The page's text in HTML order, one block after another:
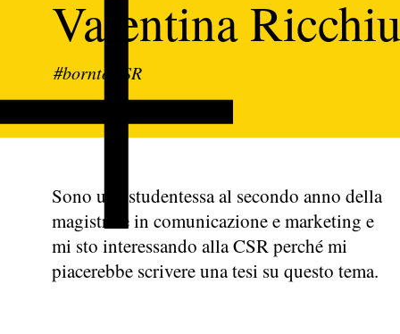
Valentina
#borntoCSR
Sono una studentessa al secondo anno della
magistrale in comunicazione e marketing e
mi sto interessando alla CSR perché mi
piacerebbe scrivere una tesi su questo tema.